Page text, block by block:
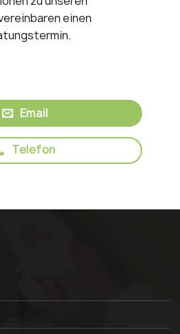
einen
Email
Telefon